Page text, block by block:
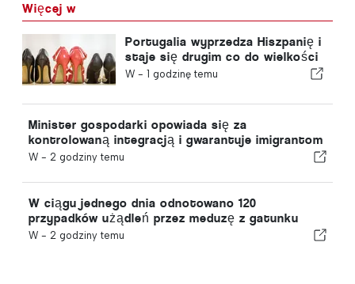
Więcej w
Portugalia wyprzedza Hiszpanię i
staje się drugim co do wielkości
producentem obuwia w Europie
W - 1 godzinę temu
Minister gospodarki opowiada się za
kontrolowaną integracją i gwarantuje imigrantom
przyspieszoną ścieżkę procedury
W - 2 godziny temu
W ciągu jednego dnia odnotowano 120
przypadków użądleń przez meduzę z gatunku
„portugalska meduza”
W - 2 godziny temu